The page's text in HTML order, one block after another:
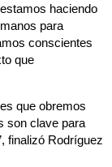
haciendo
para
conscientes
que
que obremos
son clave para
finalizó Rodríguez